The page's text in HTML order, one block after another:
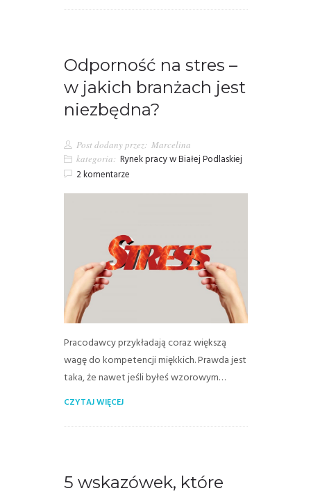
Odporność na stres –
w jakich branżach jest
niezbędna?
Post dodany przez: Marcelina
kategoria: Rynek pracy w Białej Podlaskiej
2 komentarze
Pracodawcy przykładają coraz większą
wagę do kompetencji miękkich. Prawda jest
taka, że nawet jeśli byłeś wzorowym…
CZYTAJ WIĘCEJ
5 wskazówek, które